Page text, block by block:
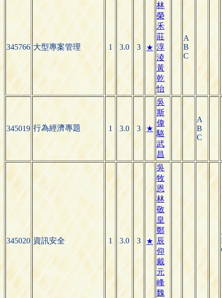
345766 大型專案管理 1 3.0 3 ★
林
榮
禾
莊
淳
淩
黃
乾
怡
A
B
C
345019 行為經濟專題 1 3.0 3 ★
吳
斯
偉
駱
武
昌
A
B
C
345020 資訊安全 1 3.0 3 ★
吳
牧
恩
林
敬
皇
鄭
辰
仰
戴
元
峰
魏